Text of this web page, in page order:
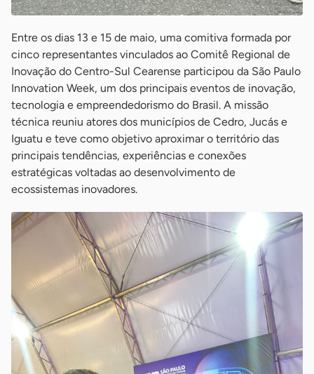
Entre os dias 13 e 15 de maio, uma comitiva formada por
cinco representantes vinculados ao Comitê Regional de
Inovação do Centro-Sul Cearense participou da São Paulo
Innovation Week, um dos principais eventos de inovação,
tecnologia e empreendedorismo do Brasil. A missão
técnica reuniu atores dos municípios de Cedro, Jucás e
Iguatu e teve como objetivo aproximar o território das
principais tendências, experiências e conexões
estratégicas voltadas ao desenvolvimento de
ecossistemas inovadores.